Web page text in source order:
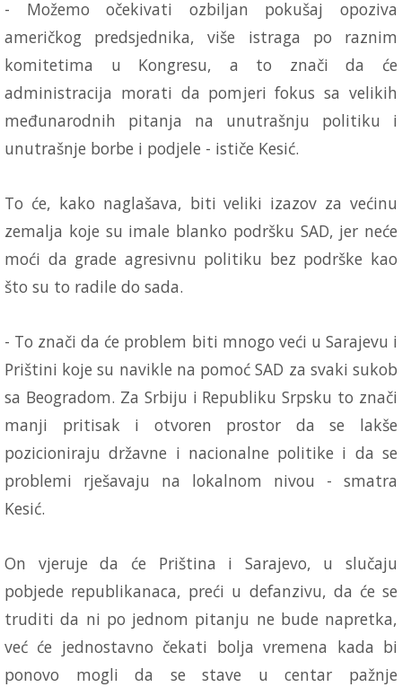
- Možemo očekivati ozbiljan pokušaj opoziva
američkog predsjednika, više istraga po raznim
komitetima u Kongresu, a to znači da će
administracija morati da pomjeri fokus sa velikih
međunarodnih pitanja na unutrašnju politiku i
unutrašnje borbe i podjele - ističe Kesić.
To će, kako naglašava, biti veliki izazov za većinu
zemalja koje su imale blanko podršku SAD, jer neće
moći da grade agresivnu politiku bez podrške kao
što su to radile do sada.
- To znači da će problem biti mnogo veći u Sarajevu i
Prištini koje su navikle na pomoć SAD za svaki sukob
sa Beogradom. Za Srbiju i Republiku Srpsku to znači
manji pritisak i otvoren prostor da se lakše
pozicioniraju državne i nacionalne politike i da se
problemi rješavaju na lokalnom nivou - smatra
Kesić.
On vjeruje da će Priština i Sarajevo, u slučaju
pobjede republikanaca, preći u defanzivu, da će se
truditi da ni po jednom pitanju ne bude napretka,
već će jednostavno čekati bolja vremena kada bi
ponovo mogli da se stave u centar pažnje